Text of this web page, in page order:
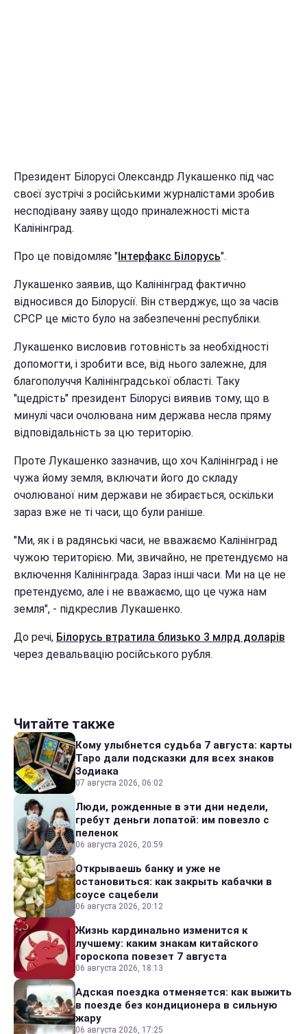
Президент Білорусі Олександр Лукашенко під час
своєї зустрічі з російськими журналістами зробив
несподівану заяву щодо приналежності міста
Калінінград.
Про це повідомляє " Інтерфакс Білорусь".
Лукашенко заявив, що Калінінград фактично
відносився до Білорусії. Він стверджує, що за часів
СРСР це місто було на забезпеченні республіки.
Лукашенко висловив готовність за необхідності
допомогти, і зробити все, від нього залежне, для
благополуччя Калінінградської області. Таку
"щедрість" президент Білорусі виявив тому, що в
минулі часи очолювана ним держава несла пряму
відповідальність за цю територію.
Проте Лукашенко зазначив, що хоч Калінінград і не
чужа йому земля, включати його до складу
очолюваної ним держави не збирається, оскільки
зараз вже не ті часи, що були раніше.
"Ми, як і в радянські часи, не вважаємо Калінінград
чужою територією. Ми, звичайно, не претендуємо на
включення Калінінграда. Зараз інші часи. Ми на це не
претендуємо, але і не вважаємо, що це чужа нам
земля", - підкреслив Лукашенко.
До речі, Білорусь втратила близько 3 млрд доларів
через девальвацію російського рубля.
Читайте также
Кому улыбнется судьба 7 августа: карты
Таро дали подсказки для всех знаков
Зодиака
07 августа 2026, 06:02
Люди, рожденные в эти дни недели,
гребут деньги лопатой: им повезло с
пеленок
06 августа 2026, 20:59
Открываешь банку и уже не
остановиться: как закрыть кабачки в
соусе сацебели
06 августа 2026, 20:12
Жизнь кардинально изменится к
лучшему: каким знакам китайского
гороскопа повезет 7 августа
06 августа 2026, 18:13
Адская поездка отменяется: как выжить
в поезде без кондиционера в сильную
жару
06 августа 2026, 17:25